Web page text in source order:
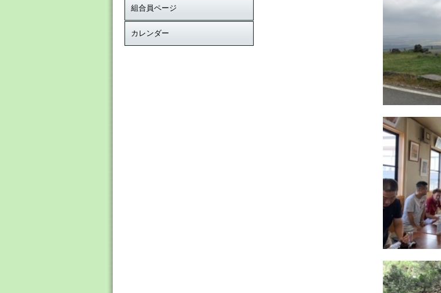
組合員ページ
カレンダー